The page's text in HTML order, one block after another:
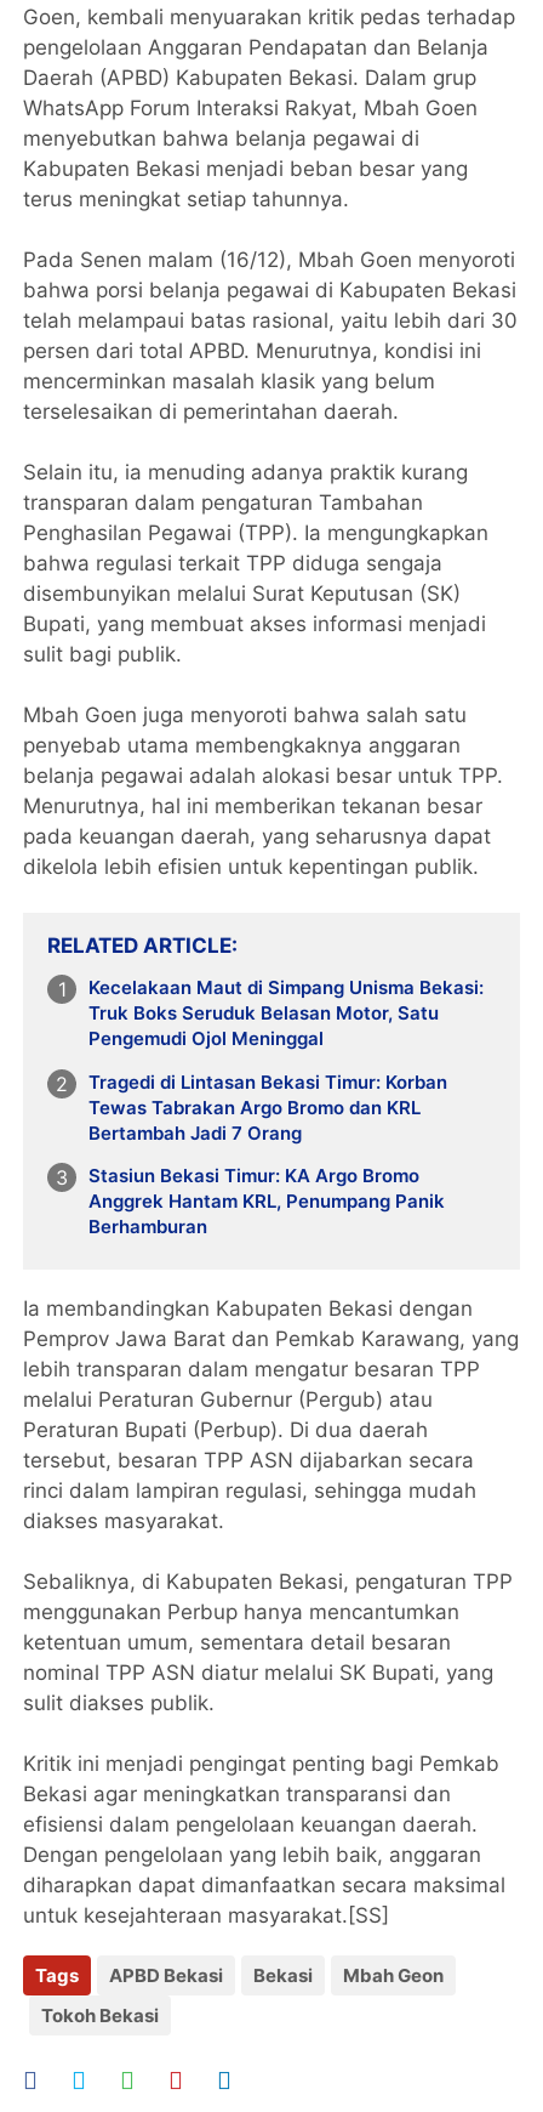
Goen, kembali menyuarakan kritik pedas terhadap
pengelolaan Anggaran Pendapatan dan Belanja
Daerah (APBD) Kabupaten Bekasi. Dalam grup
WhatsApp Forum Interaksi Rakyat, Mbah Goen
menyebutkan bahwa belanja pegawai di
Kabupaten Bekasi menjadi beban besar yang
terus meningkat setiap tahunnya.
Pada Senen malam (16/12), Mbah Goen menyoroti
bahwa porsi belanja pegawai di Kabupaten Bekasi
telah melampaui batas rasional, yaitu lebih dari 30
persen dari total APBD. Menurutnya, kondisi ini
mencerminkan masalah klasik yang belum
terselesaikan di pemerintahan daerah.
Selain itu, ia menuding adanya praktik kurang
transparan dalam pengaturan Tambahan
Penghasilan Pegawai (TPP). Ia mengungkapkan
bahwa regulasi terkait TPP diduga sengaja
disembunyikan melalui Surat Keputusan (SK)
Bupati, yang membuat akses informasi menjadi
sulit bagi publik.
Mbah Goen juga menyoroti bahwa salah satu
penyebab utama membengkaknya anggaran
belanja pegawai adalah alokasi besar untuk TPP.
Menurutnya, hal ini memberikan tekanan besar
pada keuangan daerah, yang seharusnya dapat
dikelola lebih efisien untuk kepentingan publik.
RELATED ARTICLE
Kecelakaan Maut di Simpang Unisma Bekasi:
Truk Boks Seruduk Belasan Motor, Satu
Pengemudi Ojol Meninggal
Tragedi di Lintasan Bekasi Timur: Korban
Tewas Tabrakan Argo Bromo dan KRL
Bertambah Jadi 7 Orang
Stasiun Bekasi Timur: KA Argo Bromo
Anggrek Hantam KRL, Penumpang Panik
Berhamburan
Ia membandingkan Kabupaten Bekasi dengan
Pemprov Jawa Barat dan Pemkab Karawang, yang
lebih transparan dalam mengatur besaran TPP
melalui Peraturan Gubernur (Pergub) atau
Peraturan Bupati (Perbup). Di dua daerah
tersebut, besaran TPP ASN dijabarkan secara
rinci dalam lampiran regulasi, sehingga mudah
diakses masyarakat.
Sebaliknya, di Kabupaten Bekasi, pengaturan TPP
menggunakan Perbup hanya mencantumkan
ketentuan umum, sementara detail besaran
nominal TPP ASN diatur melalui SK Bupati, yang
sulit diakses publik.
Kritik ini menjadi pengingat penting bagi Pemkab
Bekasi agar meningkatkan transparansi dan
efisiensi dalam pengelolaan keuangan daerah.
Dengan pengelolaan yang lebih baik, anggaran
diharapkan dapat dimanfaatkan secara maksimal
untuk kesejahteraan masyarakat.[SS]
Tags APBD Bekasi Bekasi
Mbah Geon
Tokoh Bekasi